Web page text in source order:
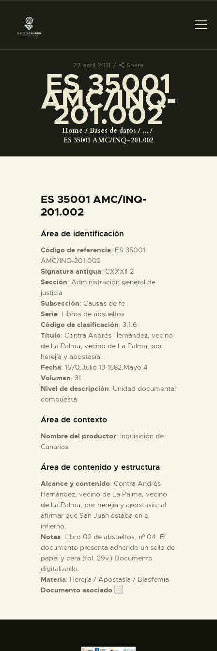
27 abril 2011 Share
ES 35001
AMC/INQ-
201.002
Home Bases de datos
...
ES 35001 AMC/INQ-201.002
PREPARAR LA VISITA
ACTIVIDADES
COLECCIONES
ESPAÑOL
PREPARAR LA VISITA
ACTIVIDADES
█
EL MUSEO
COLECCIONES
ES 35001 AMC/INQ-
201.002
Área de identificación
Código de referencia: ES 35001
AMC/INQ-201.002
Signatura antigua: CXXXII-2
Sección: Administración general de
justicia
Subsección: Causas de fe
Serie: Libros de absueltos
Código de clasificación: 3.1.6
Título: Contra Andrés Hernández, vecino
de La Palma, vecino de La Palma, por
herejía y apostasía.
Fecha: 1570.Julio.13-1582.Mayo.4
Volumen: 31
Nivel de descripción: Unidad documental
compuesta
Área de contexto
Nombre del productor: Inquisición de
Canarias
Área de contenido y estructura
Alcance y contenido: Contra Andrés
Hernández, vecino de La Palma, vecino
de La Palma, por herejía y apostasía, al
afirmar que San Juan estaba en el
infierno.
Notas: Libro 02 de absueltos, nº 04. El
documento presenta adherido un sello de
papel y cera (fol. 29v.) Documento
digitalizado.
Materia: Herejía / Apostasía / Blasfemia
Documento asociado